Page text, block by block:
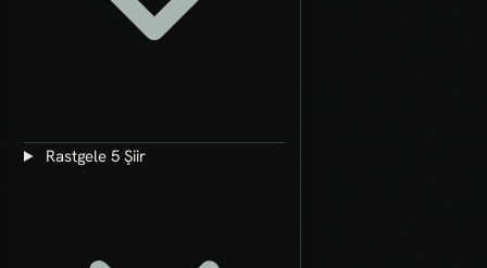
Rastgele 5 Şiir